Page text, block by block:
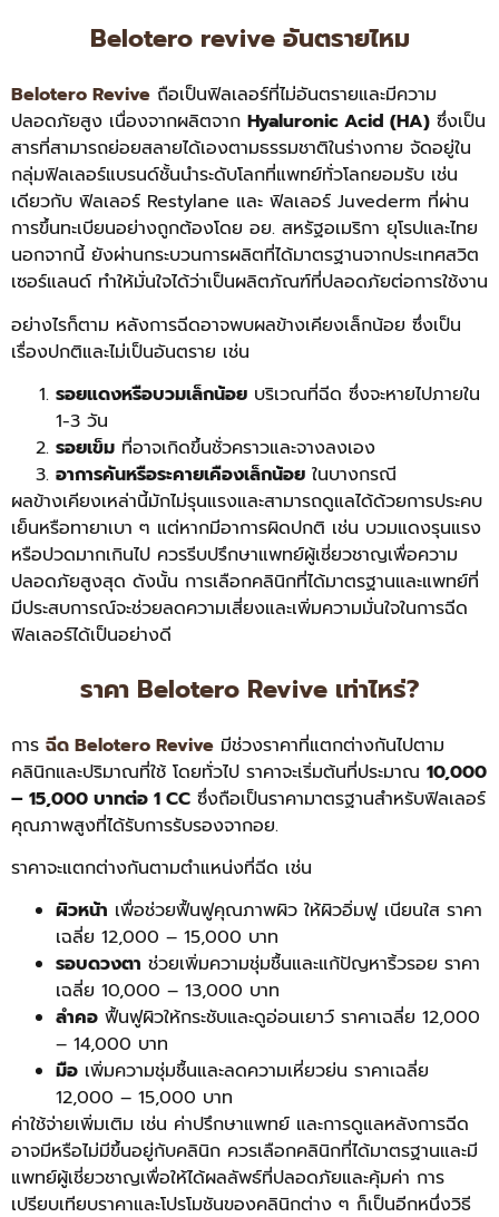
Belotero revive อันตรายไหม
Belotero Revive ถือเป็นฟิลเลอร์ที่ไม่อันตรายและมีความ
ปลอดภัยสูง เนื่องจากผลิตจาก Hyaluronic Acid (HA) ซึ่งเป็น
สารที่สามารถย่อยสลายได้เองตามธรรมชาติในร่างกาย จัดอยู่ใน
กลุ่มฟิลเลอร์แบรนด์ชั้นนำระดับโลกที่แพทย์ทั่วโลกยอมรับ เช่น
เดียวกับ ฟิลเลอร์ Restylane และ ฟิลเลอร์ Juvederm ที่ผ่าน
การขึ้นทะเบียนอย่างถูกต้องโดย อย. สหรัฐอเมริกา ยุโรปและไทย
นอกจากนี้ ยังผ่านกระบวนการผลิตที่ได้มาตรฐานจากประเทศสวิต
เซอร์แลนด์ ทำให้มั่นใจได้ว่าเป็นผลิตภัณฑ์ที่ปลอดภัยต่อการใช้งาน
อย่างไรก็ตาม หลังการฉีดอาจพบผลข้างเคียงเล็กน้อย ซึ่งเป็น
เรื่องปกติและไม่เป็นอันตราย เช่น
รอยแดงหรือบวมเล็กน้อย บริเวณที่ฉีด ซึ่งจะหายไปภายใน
1-3 วัน
รอยเข็ม ที่อาจเกิดขึ้นชั่วคราวและจางลงเอง
อาการคันหรือระคายเคืองเล็กน้อย ในบางกรณี
ผลข้างเคียงเหล่านี้มักไม่รุนแรงและสามารถดูแลได้ด้วยการประคบ
เย็นหรือทายาเบา ๆ แต่หากมีอาการผิดปกติ เช่น บวมแดงรุนแรง
หรือปวดมากเกินไป ควรรีบปรึกษาแพทย์ผู้เชี่ยวชาญเพื่อความ
ปลอดภัยสูงสุด ดังนั้น การเลือกคลินิกที่ได้มาตรฐานและแพทย์ที่
มีประสบการณ์จะช่วยลดความเสี่ยงและเพิ่มความมั่นใจในการฉีด
ฟิลเลอร์ได้เป็นอย่างดี
ราคา Belotero Revive เท่าไหร่?
การ ฉีด Belotero Revive มีช่วงราคาที่แตกต่างกันไปตาม
คลินิกและปริมาณที่ใช้ โดยทั่วไป ราคาจะเริ่มต้นที่ประมาณ 10,000
– 15,000 บาทต่อ 1 CC ซึ่งถือเป็นราคามาตรฐานสำหรับฟิลเลอร์
คุณภาพสูงที่ได้รับการรับรองจากอย.
ราคาจะแตกต่างกันตามตำแหน่งที่ฉีด เช่น
ผิวหน้า เพื่อช่วยฟื้นฟูคุณภาพผิว ให้ผิวอิ่มฟู เนียนใส ราคา
เฉลี่ย 12,000 – 15,000 บาท
รอบดวงตา ช่วยเพิ่มความชุ่มชื้นและแก้ปัญหาริ้วรอย ราคา
เฉลี่ย 10,000 – 13,000 บาท
ลำคอ ฟื้นฟูผิวให้กระชับและดูอ่อนเยาว์ ราคาเฉลี่ย 12,000
– 14,000 บาท
มือ เพิ่มความชุ่มชื้นและลดความเหี่ยวย่น ราคาเฉลี่ย
12,000 – 15,000 บาท
ค่าใช้จ่ายเพิ่มเติม เช่น ค่าปรึกษาแพทย์ และการดูแลหลังการฉีด
อาจมีหรือไม่มีขึ้นอยู่กับคลินิก ควรเลือกคลินิกที่ได้มาตรฐานและมี
แพทย์ผู้เชี่ยวชาญเพื่อให้ได้ผลลัพธ์ที่ปลอดภัยและคุ้มค่า การ
เปรียบเทียบราคาและโปรโมชันของคลินิกต่าง ๆ ก็เป็นอีกหนึ่งวิธี